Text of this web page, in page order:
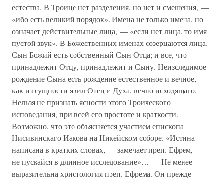
естества. В Троице нет разделения, но нет и смешения, —
«ибо есть великий порядок». Имена не только имена, но
означает действительные лица, — «если нет лица, то имя
пустой звук». В Божественных именах созерцаются лица.
Сын Божий есть собственный Сын Отца; и все, что
принадлежит Отцу, принадлежит и Сыну. Неизследимое
рождение Сына есть рождение естественное и вечное,
как из сущности явил Отец и Духа, вечно исходящаго.
Нельзя не признать ясности этого Троического
исповедания, при всей его простоте и краткости.
Возможно, что это объясняется участием епископа
Нисивинскаго Иакова на Никейском соборе. «Истина
написана в кратких словах, — замечает преп. Ефрем, —
не пускайся в длинное исследование»… — Не менее
выразительна христология преп. Ефрема. Он прежде